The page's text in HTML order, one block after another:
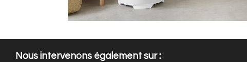
Nous intervenons également sur :